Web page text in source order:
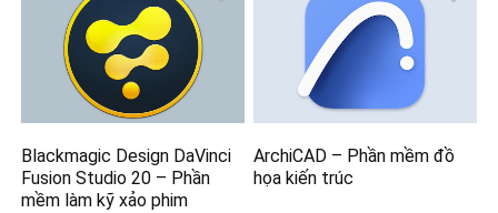
Blackmagic Design DaVinci
Fusion Studio 20 – Phần
mềm làm kỹ xảo phim
ArchiCAD – Phần mềm đồ
họa kiến trúc